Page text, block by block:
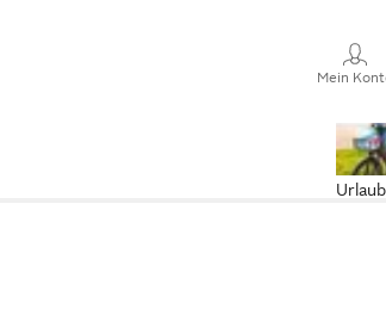
Mein